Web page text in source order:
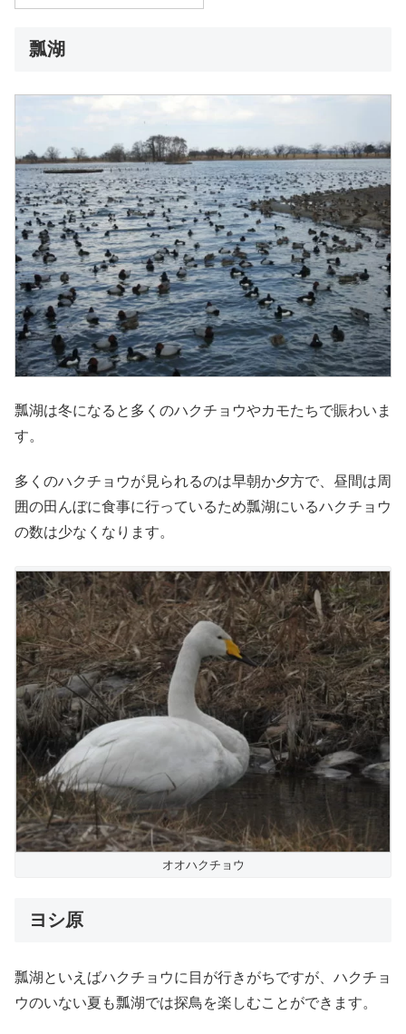
瓢湖
瓢湖は冬になると多くのハクチョウやカモたちで賑わいま
す。
多くのハクチョウが見られるのは早朝か夕方で、昼間は周
囲の田んぼに食事に行っているため瓢湖にいるハクチョウ
の数は少なくなります。
オオハクチョウ
ヨシ原
瓢湖といえばハクチョウに目が行きがちですが、ハクチョ
ウのいない夏も瓢湖では探鳥を楽しむことができます。